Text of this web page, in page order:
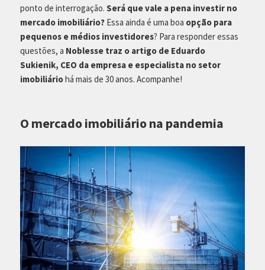
ponto de interrogação.Será que vale a pena investir no
mercado imobiliário? Essa ainda é uma boa opção para
pequenos e médios investidores? Para responder essas
questões, a Noblesse traz o artigo de Eduardo
Sukienik, CEO da empresa e especialista no setor
imobiliáriohá mais de 30 anos. Acompanhe!
O mercado imobiliário na pandemia